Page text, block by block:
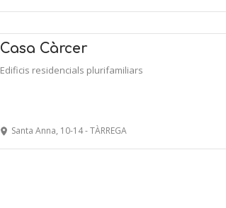
Casa Càrcer
Edificis residencials plurifamiliars
Santa Anna, 10-14 - TÀRREGA